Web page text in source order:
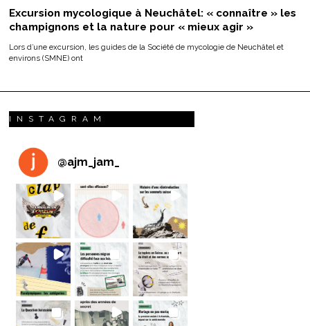
Excursion mycologique à Neuchâtel: « connaître » les
champignons et la nature pour « mieux agir »
Lors d’une excursion, les guides de la Société de mycologie de Neuchâtel et
environs (SMNE) ont
INSTAGRAM
@ajm_jam_